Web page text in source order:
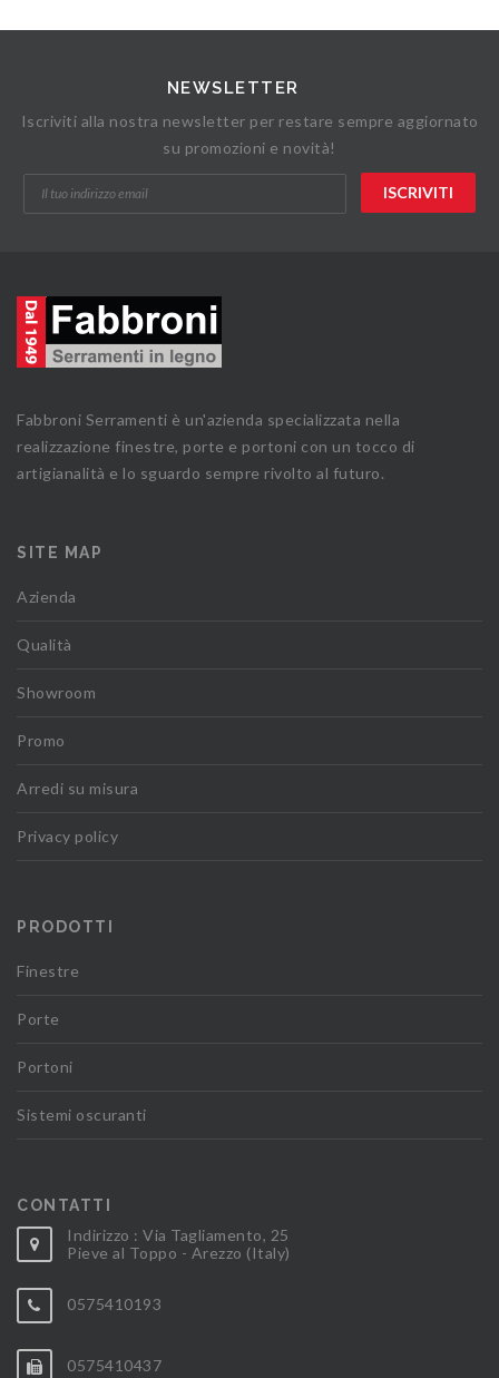
NEWSLETTER
Iscriviti alla nostra newsletter per restare sempre aggiornato
su promozioni e novità!
Fabbroni Serramenti è un'azienda specializzata nella
realizzazione finestre, porte e portoni con un tocco di
artigianalità e lo sguardo sempre rivolto al futuro.
SITE MAP
Azienda
Qualità
Showroom
Promo
Arredi su misura
Privacy policy
PRODOTTI
Finestre
Porte
Portoni
Sistemi oscuranti
CONTATTI
Indirizzo : Via Tagliamento, 25
Pieve al Toppo - Arezzo (Italy)
0575410193
0575410437